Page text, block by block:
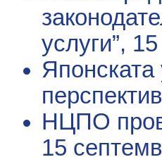
услуги”,
Японската
НЦПО
15